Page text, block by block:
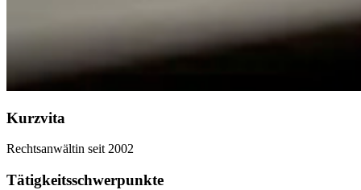
Kurzvita
Rechtsanwältin seit 2002
Tätigkeitsschwerpunkte